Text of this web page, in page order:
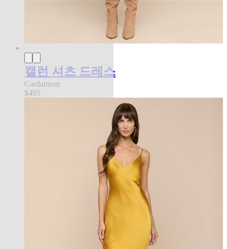
캘런 셔츠 드레스
Cardamom
$495